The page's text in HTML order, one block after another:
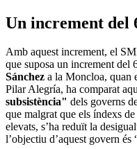
Un increment del
Amb aquest increment, el
que suposa un increment del
Sánchez a la Moncloa, quan
Pilar Alegría, ha comparat
subsistència" dels governs
que malgrat que els índexs
elevats, s’ha reduït la
l’objectiu d’aquest govern és